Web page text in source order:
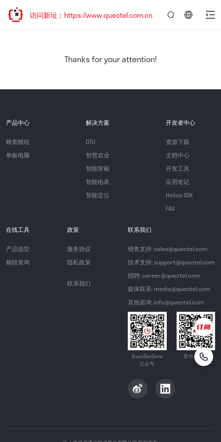
，欢迎访问新址：https://www.quectel.com.cn
Thanks for your attention!
产品中心
蜂窝模组
单板电脑
解决方案
DTU
智慧农业
智能穿戴
智能电表
智能定位
开发者中心
资源下载
文档中心
开发工具
应用笔记
Helios SDK
FAQ
在线工具
产品选型
频段查询
政策
服务协议
隐私政策
联系我们
联系我们
销售支持: sales@quectel.com
技术支持: support@quectel.com
招聘: career@quectel.com
媒体联系: media@quectel.com
其他咨询: info@quectel.com
QuecDevZone
公众号
官方公众号